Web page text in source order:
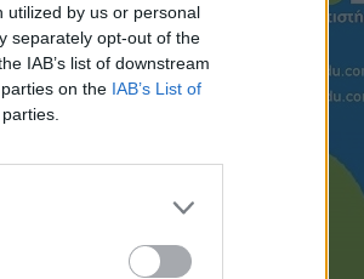
utilized by us or personal
separately opt-out of the
IAB’s list of downstream
on the IAB’s List of